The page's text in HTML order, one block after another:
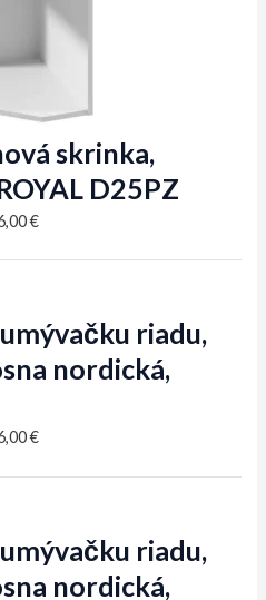
skrinka,
D25PZ
€
riadu,
nordická,
€
riadu,
nordická,